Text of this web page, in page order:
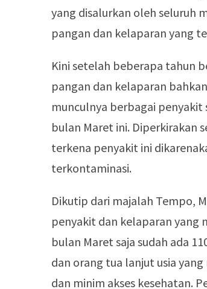
yang disalurkan oleh seluruh
pangan dan kelaparan yang
Kini setelah beberapa tahun
pangan dan kelaparan
munculnya berbagai
bulan Maret ini. Diperkirakan
terkena penyakit ini
terkontaminasi.
Dikutip dari majalah Tempo,
penyakit dan kelaparan yang
bulan Maret saja sudah ada
dan orang tua lanjut usia
dan minim akses kesehatan.